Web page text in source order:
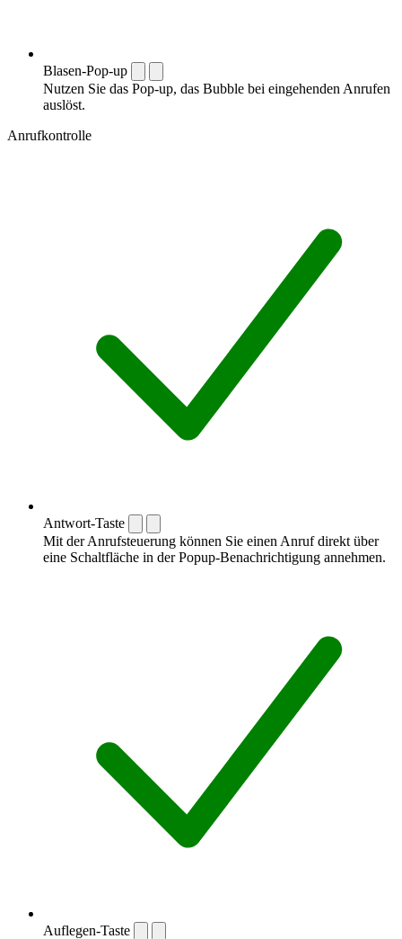
Blasen-Pop-up
Nutzen Sie das Pop-up, das Bubble bei eingehenden Anrufen
auslöst.
Anrufkontrolle
Antwort-Taste
Mit der Anrufsteuerung können Sie einen Anruf direkt über
eine Schaltfläche in der Popup-Benachrichtigung annehmen.
Auflegen-Taste